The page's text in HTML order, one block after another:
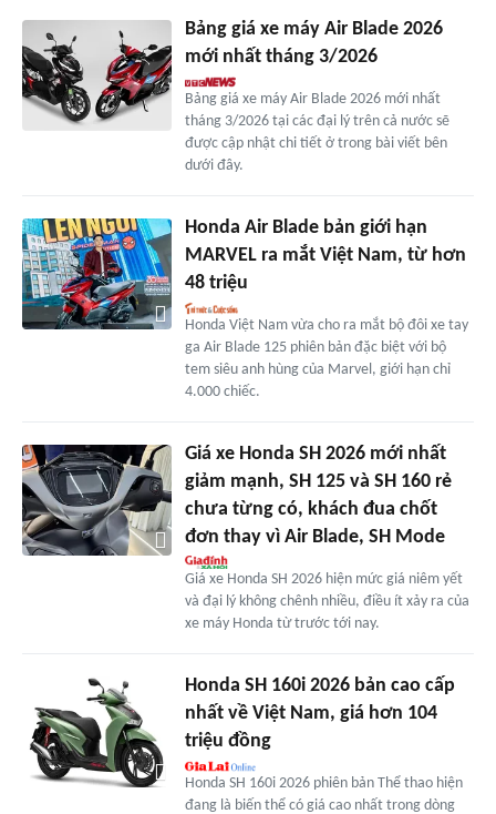
Bảng giá xe máy Air Blade 2026
mới nhất tháng 3/2026
Bảng giá xe máy Air Blade 2026 mới nhất
tháng 3/2026 tại các đại lý trên cả nước sẽ
được cập nhật chi tiết ở trong bài viết bên
dưới đây.
Honda Air Blade bản giới hạn
MARVEL ra mắt Việt Nam, từ hơn
48 triệu
Honda Việt Nam vừa cho ra mắt bộ đôi xe tay
ga Air Blade 125 phiên bản đặc biệt với bộ
tem siêu anh hùng của Marvel, giới hạn chỉ
4.000 chiếc.
Giá xe Honda SH 2026 mới nhất
giảm mạnh, SH 125 và SH 160 rẻ
chưa từng có, khách đua chốt
đơn thay vì Air Blade, SH Mode
Giá xe Honda SH 2026 hiện mức giá niêm yết
và đại lý không chênh nhiều, điều ít xảy ra của
xe máy Honda từ trước tới nay.
Honda SH 160i 2026 bản cao cấp
nhất về Việt Nam, giá hơn 104
triệu đồng
Honda SH 160i 2026 phiên bản Thể thao hiện
đang là biến thể có giá cao nhất trong dòng